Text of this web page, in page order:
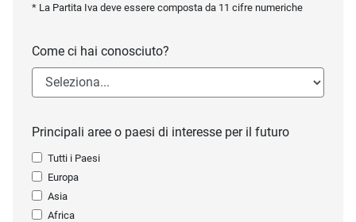
* La Partita Iva deve essere composta da 11 cifre numeriche
Come ci hai conosciuto?
Principali aree o paesi di interesse per il futuro
Tutti i Paesi
Europa
Asia
Africa